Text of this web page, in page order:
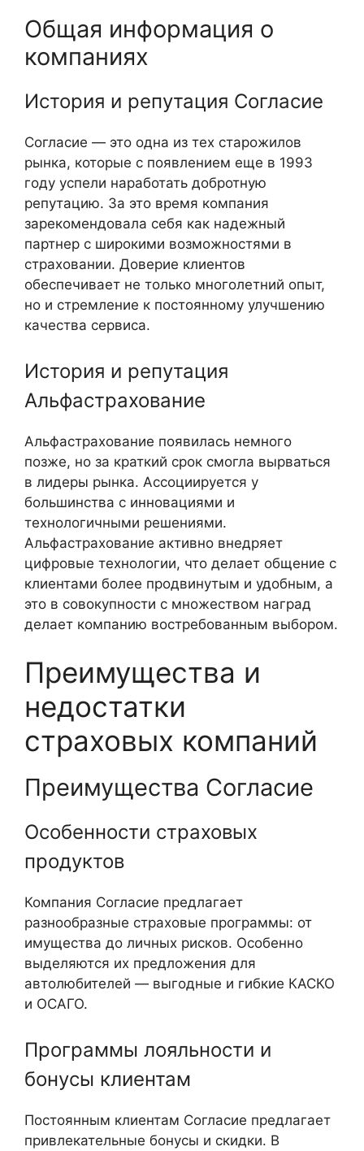
Общая информация о
компаниях
История и репутация Согласие
Согласие — это одна из тех старожилов
рынка, которые с появлением еще в 1993
году успели наработать добротную
репутацию. За это время компания
зарекомендовала себя как надежный
партнер с широкими возможностями в
страховании. Доверие клиентов
обеспечивает не только многолетний опыт,
но и стремление к постоянному улучшению
качества сервиса.
История и репутация
Альфастрахование
Альфастрахование появилась немного
позже, но за краткий срок смогла вырваться
в лидеры рынка. Ассоциируется у
большинства с инновациями и
технологичными решениями.
Альфастрахование активно внедряет
цифровые технологии, что делает общение с
клиентами более продвинутым и удобным, а
это в совокупности с множеством наград
делает компанию востребованным выбором.
Преимущества и
недостатки
страховых компаний
Преимущества Согласие
Особенности страховых
продуктов
Компания Согласие предлагает
разнообразные страховые программы: от
имущества до личных рисков. Особенно
выделяются их предложения для
автолюбителей — выгодные и гибкие КАСКО
и ОСАГО.
Программы лояльности и
бонусы клиентам
Постоянным клиентам Согласие предлагает
привлекательные бонусы и скидки. В